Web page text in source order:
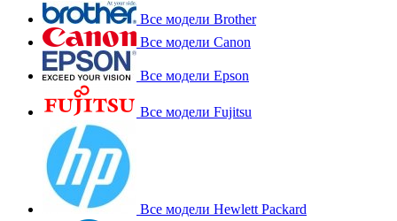
Все модели Brother
Все модели Canon
Все модели Epson
Все модели Fujitsu
Все модели Hewlett Packard